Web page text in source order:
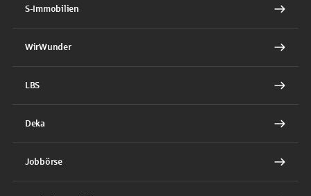
S-Immobilien
WirWunder
LBS
Deka
Jobbörse